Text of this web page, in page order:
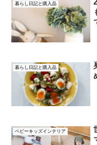
暮らし日記と購入品
暮らし日記と購入品
ベビーキッズインテリア